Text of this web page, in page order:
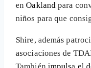
enOakland para
niños para que
Shire, además
asociaciones de